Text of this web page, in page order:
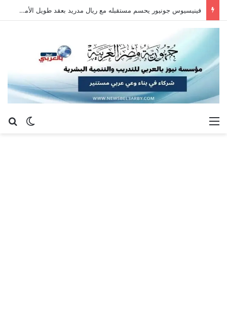
فينيسيوس جونيور يحسم مستقبله مع ريال مدريد بعقد طويل الأمد حتى 2032
الوضع القائمة